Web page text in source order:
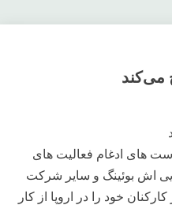
های ادغام فعالیت های
اش بوئینگ و سایر شرکت
بیش از ۱۱۰۰ نفر از کارکنان خود را در اروپا از کار